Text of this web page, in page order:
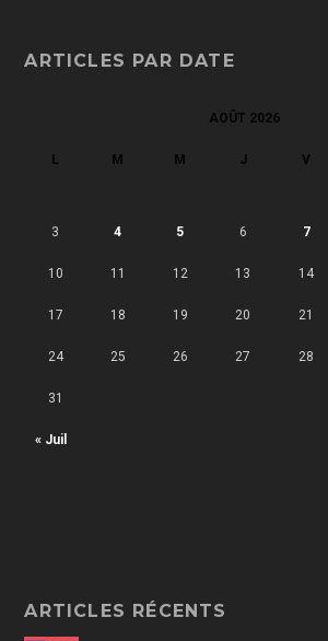
ARTICLES PAR DATE
AOÛT 2026
L M M J V
« Juil
3 4 5 6 7
10 11 12 13 14
17 18 19 20 21
24 25 26 27 28
31
ARTICLES RÉCENTS